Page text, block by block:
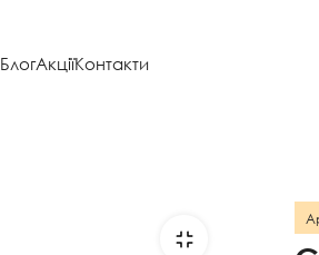
БлогАкціїКонтакти